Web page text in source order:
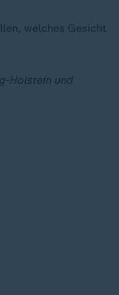
welches Gesicht
Holstein und